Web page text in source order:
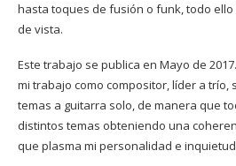
hasta toques de fusión o funk, todo
de vista.
Este trabajo se publica en Mayo de
mi trabajo como compositor, líder a trío,
temas a guitarra solo, de manera que
distintos temas obteniendo una
que plasma mi personalidad e